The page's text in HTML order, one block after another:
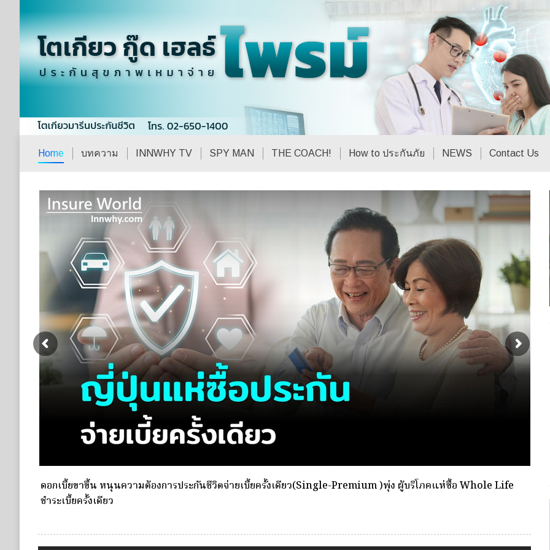
Home บทความ INNWHY TV SPY MAN THE COACH! How to ประกันภัย NEWS Contact Us
กองทุนประกันวินาศภัย (กปว.) ประกาศเปิดรับสมัครบุคคลเพื่อตัดเลือกและแต่งตั้งให้ดำรงตำแหน่งผู้จัดการ กองทุน
ประกันวินาศภัย
พ